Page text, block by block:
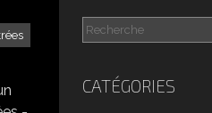
CATÉGORIES